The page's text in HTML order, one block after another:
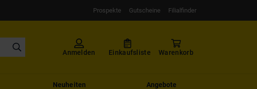
Prospekte Gutscheine Filialfinder
Anmelden Einkaufsliste Warenkorb
Neuheiten Angebote